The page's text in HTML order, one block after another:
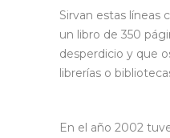
Sirvan estas líneas
un libro de 350
desperdicio y que
librerías o
En el año 2002